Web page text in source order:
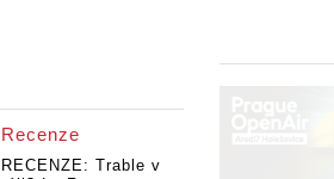
Recenze
RECENZE: Trable v